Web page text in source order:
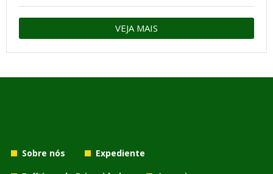
VEJA MAIS
Sobre nós
Expediente